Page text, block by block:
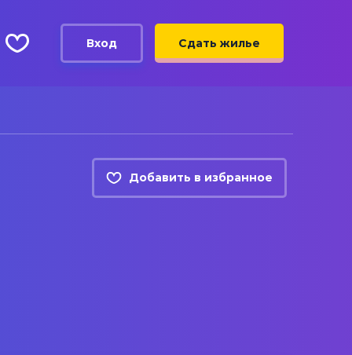
Вход Сдать жилье
Добавить в избранное